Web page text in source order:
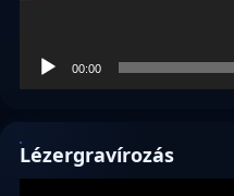
00:00
Lézergravírozás